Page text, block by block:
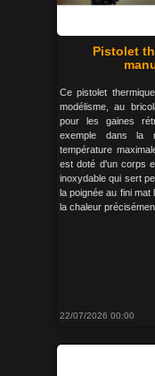
Pistolet
Ce pistolet
modélisme, au
pour les gaines
exemple dans la
température
est doté d'un corps
inoxydable qui sert
la poignée au fini
la chaleur
22/07/2026 00:00